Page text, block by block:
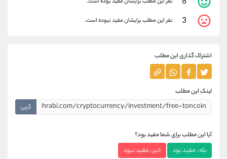
3 نفر این مطلب برایشان مفید نبوده است.
اشتراک گذاری این مطلب
لینک این مطلب
کپی
آیا این مطلب برای شما مفید بود؟
بله ، مفید بود خیر ، مفید نبود